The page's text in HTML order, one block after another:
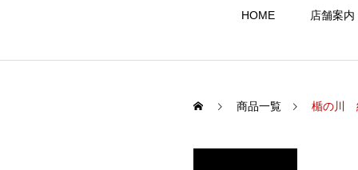
HOME 店舗案内
商品一覧 楯の川